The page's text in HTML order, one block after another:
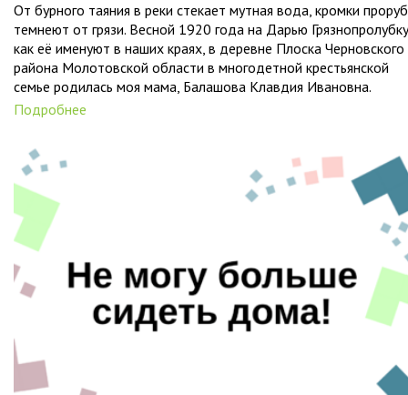
От бурного таяния в реки стекает мутная вода, кромки
темнеют от грязи. Весной 1920 года на Дарью
как её именуют в наших краях, в деревне Плоска Черновского
района Молотовской области в многодетной крестьянской
семье родилась моя мама, Балашова Клавдия Ивановна.
Подробнее